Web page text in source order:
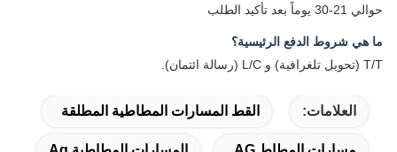
حوالي 21-30 يوماً بعد تأكيد الطلب
ما هي شروط الدفع الرئيسية؟
T/T (تحويل تلغرافية) و L/C (رسالة ائتمان).
العلامات: القط المسارات المطاطية المطلقة